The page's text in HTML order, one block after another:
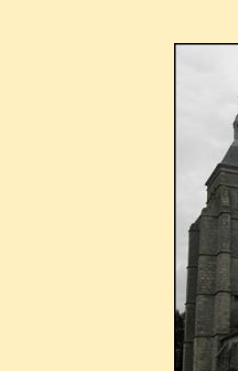
voir… Nul
seul le
fut aussi
en
allait